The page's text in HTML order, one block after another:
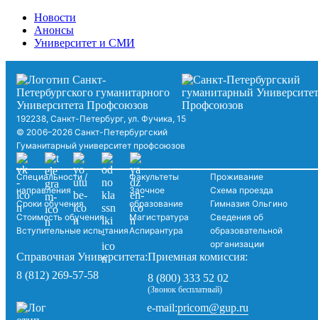
Новости
Анонсы
Университет и СМИ
192238, Санкт-Петербург, ул. Фучика, 15
© 2006–2026 Санкт-Петербургский
Гуманитарный университет профсоюзов
Специальности /
направления
Сроки обучения
Стоимость обучения
Вступительные испытания
Факультеты
Заочное
образование
Магистратура
Аспирантура
Проживание
Схема проезда
Гимназия Ольгино
Сведения об
образовательной
организации
Справочная Университета:
8 (812) 269-57-58
Приемная комиссия:
8 (800) 333 52 02
(Звонок бесплатный)
e-mail:pricom@gup.ru